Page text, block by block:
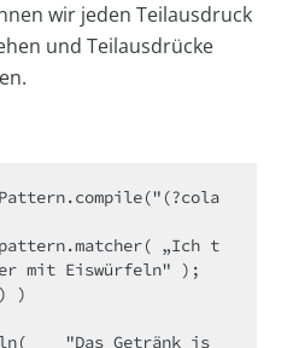
wir jeden Teilausdruck
und Teilausdrücke
„Ich t
mit Eiswürfeln" );
)